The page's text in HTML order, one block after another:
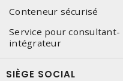
Conteneur sécurisé
Service pour consultant-
intégrateur
SIÈGE SOCIAL